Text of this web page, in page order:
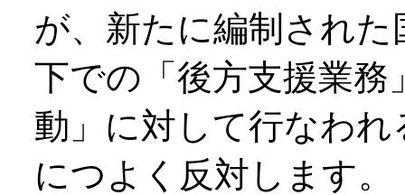
が、新たに編制され
下での「後方支援業務
動」に対して行なわ
につよく反対します